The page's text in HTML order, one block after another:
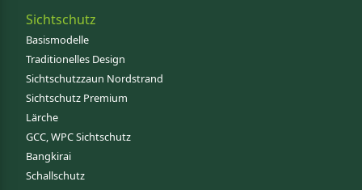
Sichtschutz
Basismodelle
Traditionelles Design
Sichtschutzzaun Nordstrand
Sichtschutz Premium
Lärche
GCC, WPC Sichtschutz
Bangkirai
Schallschutz